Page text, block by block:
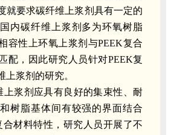
就要求碳纤维上浆剂具有一定的
内碳纤维上浆剂多为环氧树脂
容性上环氧上浆剂与PEEK复合
配，因此研究人员针对PEEK复
上浆剂的研究。
浆剂应具有良好的集束性、耐
树脂基体间有较强的界面结合
合材料特性，研究人员开展了不